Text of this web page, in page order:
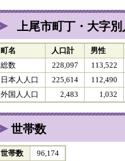
上尾市町丁・大字別
町名 人口計 男性
総数
228,097 113,522
日本人人口
225,614 112,490
外国人人口
2,483 1,032
世帯数
世帯数 96,174